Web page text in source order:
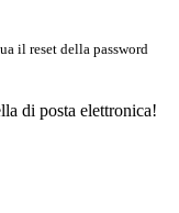
il reset della password
di posta elettronica!